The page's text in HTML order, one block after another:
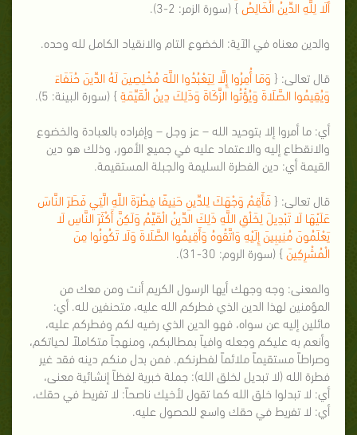
أَلَا لِلَّهِ الدِّينُ الْخَالِصُ } (سورة الزمر: 2-3).
والدين معناه في الآية: الخضوع التام والانقياد الكامل لله وحده.
قال تعالى: { وَمَا أُمِرُوا إِلَّا لِيَعْبُدُوا اللَّهَ مُخْلِصِينَ لَهُ الدِّينَ حُنَفَاءَ
وَيُقِيمُوا الصَّلَاةَ وَيُؤْتُوا الزَّكَاةَ وَذَلِكَ دِينُ الْقَيِّمَةِ} (سورة البينة: 5).
أي: ما أمروا إلا بتوحيد الله – عز وجل – وإفراده بالعبادة والخضوع
والانقطاع إليه والاعتماد عليه في جميع الأمور، وذلك هو دين
القيمة أي: دين الفطرة السليمة والجبلة المستقيمة.
قال تعالى: {فَأَقِمْ وَجْهَكَ لِلدِّينِ حَنِيفًا فِطْرَةَ اللَّهِ الَّتِي فَطَرَ النَّاسَ
عَلَيْهَا لَا تَبْدِيلَ لِخَلْقِ اللَّهِ ذَلِكَ الدِّينُ الْقَيِّمُ وَلَكِنَّ أَكْثَرَ النَّاسِ لَا
يَعْلَمُونَ مُنِيبِينَ إِلَيْهِ وَاتَّقُوهُ وَأَقِيمُوا الصَّلَاةَ وَلَا تَكُونُوا مِنَ
الْمُشْرِكِينَ} (سورة الروم: 30-31).
والمعنى: وجه وجهك أيها الرسول الكريم أنت ومن معك من
المؤمنين لهذا الدين الذي فطركم الله عليه، متحنفين لله. أي:
مائلين إليه عن سواه، فهو الدين الذي رضيه لكم وفطركم عليه،
وأنعم به عليكم وجعله وافياً بمطالبكم، ومنهجاً متكاملاً لحياتكم،
وصراطاً مستقيماً ملائماً لفطرنكم. فمن بدل منكم دينه فقد غير
فطرة الله (لا تبديل لخلق الله): جملة خبرية لفظاً إنشائية معنى،
أي: لا تبدلوا خلق الله كما تقول لأخيك ناصحاً: لا تفريط في حقك،
أي: لا تفريط في حقك واسع للحصول عليه.